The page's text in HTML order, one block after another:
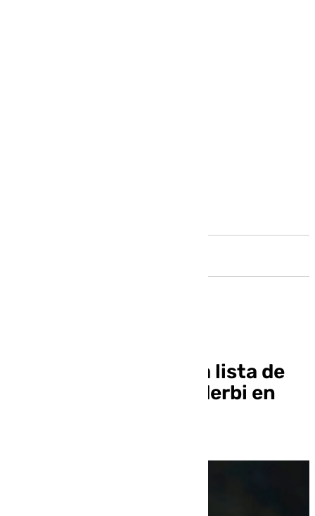
Antony no entra en la lista de
Brasil y preparará el derbi en